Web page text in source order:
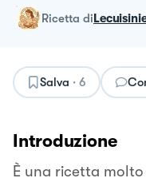
ricetta di
Salva · 6
Introduzione
È una ricetta